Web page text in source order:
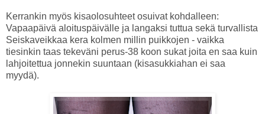
Kerrankin myös kisaolosuhteet osuivat kohdalleen:
Vapaapäivä aloituspäivälle ja langaksi tuttua sekä turvallista
Seiskaveikkaa kera kolmen millin puikkojen - vaikka
tiesinkin taas tekeväni perus-38 koon sukat joita en saa kuin
lahjoitettua jonnekin suuntaan (kisasukkiahan ei saa
myydä).